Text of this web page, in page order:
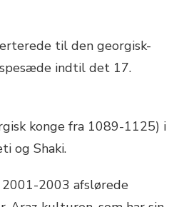
til den georgisk-
indtil det 17.
konge fra 1089-1125) i
og Shaki.
2003 afslørede